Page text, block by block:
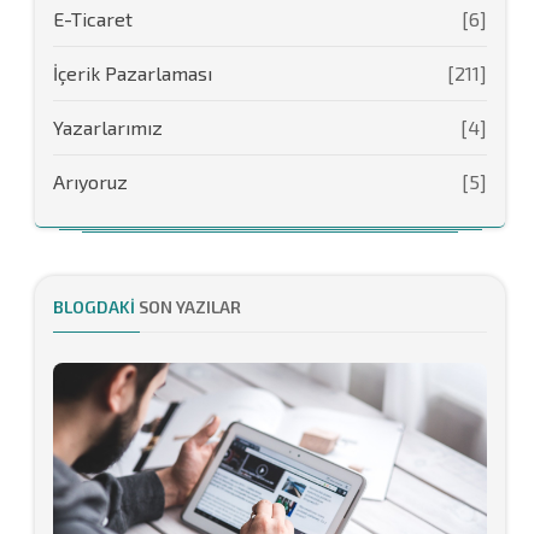
E-Ticaret [6]
İçerik Pazarlaması [211]
Yazarlarımız [4]
Arıyoruz [5]
BLOGDAKI SON YAZILAR